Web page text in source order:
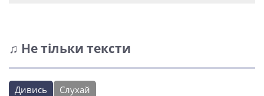
♫ Не тільки тексти
Дивись Слухай